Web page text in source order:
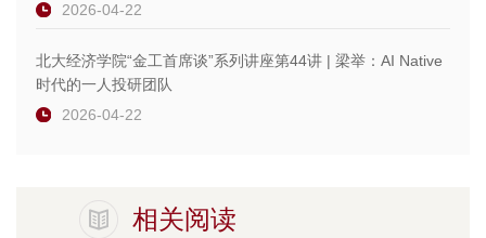
2026-04-22
北大经济学院“金工首席谈”系列讲座第44讲 | 梁举：AI Native
时代的一人投研团队
2026-04-22
相关阅读